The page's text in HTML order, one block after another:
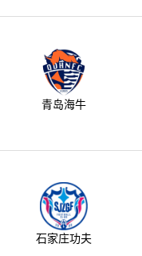
青岛海牛
石家庄功夫